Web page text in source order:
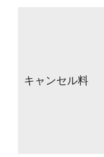
キャンセル料